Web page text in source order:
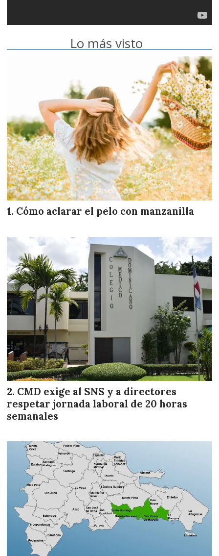
Lo más visto
Cómo aclarar el pelo con manzanilla
CMD exige al SNS y a directores
respetar jornada laboral de 20 horas
semanales